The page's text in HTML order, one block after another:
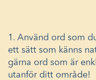
1. Använd ord som
ett sätt som känns
gärna ord som är
utanför ditt område!